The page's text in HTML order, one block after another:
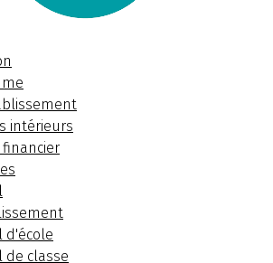
intérieurs
d'école
de classe